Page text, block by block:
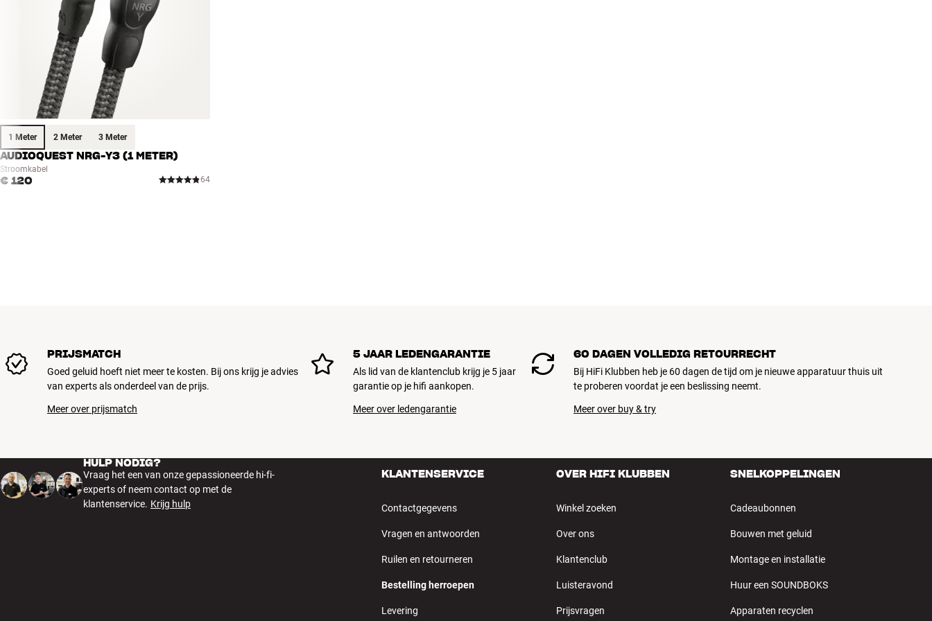
1 Meter 2 Meter 3 Meter
AUDIOQUEST NRG-Y3 (1 METER)
Stroomkabel
€ 120 64
PRIJSMATCH
Goed geluid hoeft niet meer te kosten. Bij ons krijg je advies
van experts als onderdeel van de prijs.
Meer over prijsmatch
5 JAAR LEDENGARANTIE
Als lid van de klantenclub krijg je 5 jaar
garantie op je hifi aankopen.
Meer over ledengarantie
60 DAGEN VOLLEDIG RETOURRECHT
Bij HiFi Klubben heb je 60 dagen de tijd om je nieuwe apparatuur thuis uit
te proberen voordat je een beslissing neemt.
Meer over buy & try
HULP NODIG?
Vraag het een van onze gepassioneerde hi-fi-
experts of neem contact op met de
klantenservice. Krijg hulp
KLANTENSERVICE
Contactgegevens
Vragen en antwoorden
Ruilen en retourneren
Bestelling herroepen
Levering
OVER HIFI KLUBBEN
Winkel zoeken
Over ons
Klantenclub
Luisteravond
Prijsvragen
SNELKOPPELINGEN
Cadeaubonnen
Bouwen met geluid
Montage en installatie
Huur een SOUNDBOKS
Apparaten recyclen